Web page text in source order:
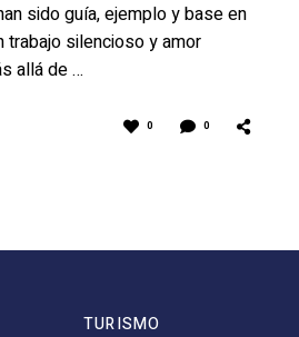
sido guía, ejemplo y base en
trabajo silencioso y amor
allá de …
0 0
TURISMO